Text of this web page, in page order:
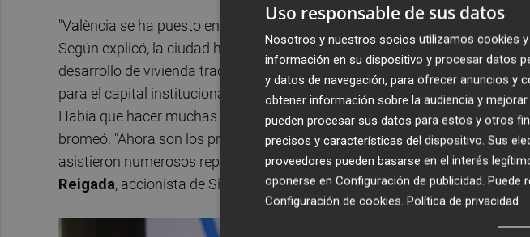
"València se ha puesto en el mapa", destacó
Según explicó, la ciudad ha pasado de un modelo basado principalmente
desarrollo de vivienda tradicional vinculada a su crecimiento urbano a
para el capital institucional. "Hace años nos costaba mucho convencer a
Había que hacer muchas paellas y muchos cafés porque era vista como
bromeó. "Ahora son los propios fondos los que reservan recursos para
asistieron numerosos representantes empresariales valencianos, entre
Reigada, accionista de Simetría Grupo.
Uso responsable de sus datos
Nosotros y nuestros socios utilizamos cookies
información en su dispositivo y procesar datos
y datos de navegación, para ofrecer anuncios y
obtener información sobre la audiencia y
pueden procesar sus datos para estos y otros
precisos y características del dispositivo. Sus
proveedores pueden basarse en el interés
oponerse en Configuración de publicidad. Puede
Configuración de cookies. Política de privacidad